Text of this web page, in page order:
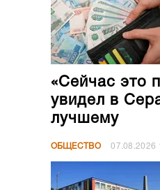
«Сейчас это
увидел в
лучшему
ОБЩЕСТВО 07.08.2026